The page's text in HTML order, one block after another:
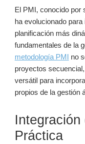
El PMI, conocido por
ha evolucionado
planificación más
fundamentales de la
metodología PMI no
proyectos
versátil para
propios de la gestión
Práctica